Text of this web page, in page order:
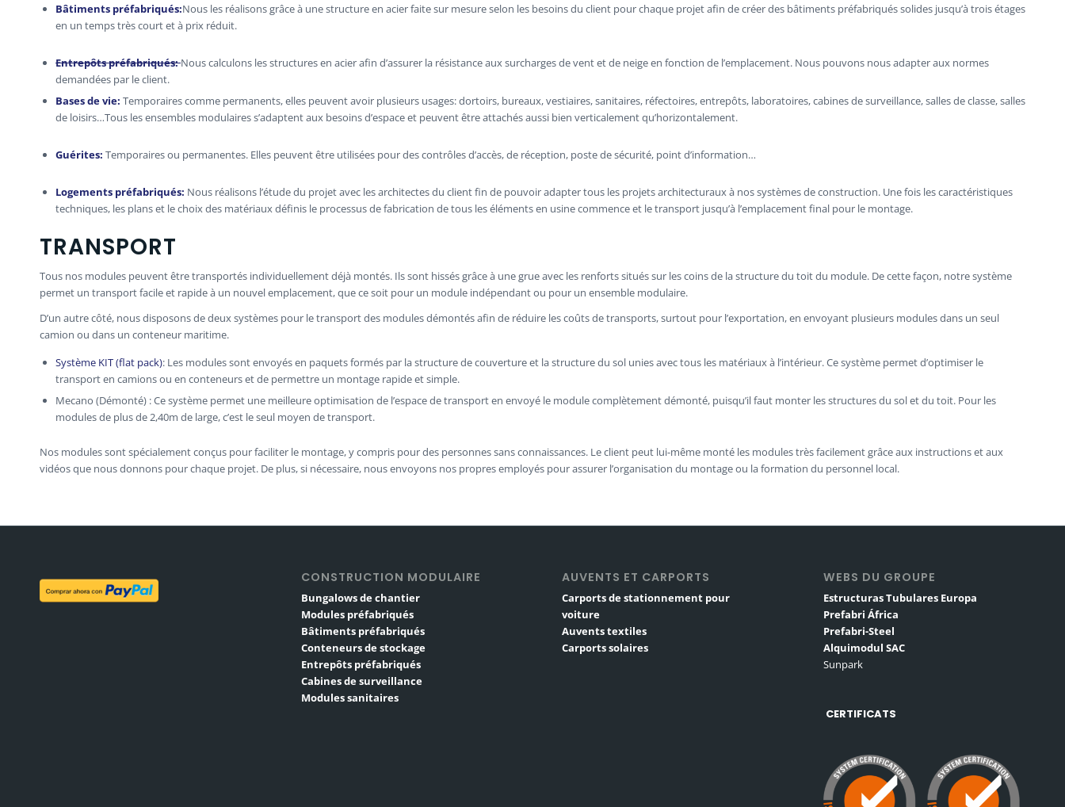
Bâtiments préfabriqués:Nous les réalisons grâce à une structure en acier faite sur mesure selon les besoins du client pour chaque projet afin de créer des bâtiments préfabriqués solides jusqu’à trois étages
en un temps très court et à prix réduit.
Entrepôts préfabriqués:Nous calculons les structures en acier afin d’assurer la résistance aux surcharges de vent et de neige en fonction de l’emplacement. Nous pouvons nous adapter aux normes
demandées par le client.
Bases de vie: Temporaires comme permanents, elles peuvent avoir plusieurs usages: dortoirs, bureaux, vestiaires, sanitaires, réfectoires, entrepôts, laboratoires, cabines de surveillance, salles de classe, salles
de loisirs…Tous les ensembles modulaires s’adaptent aux besoins d’espace et peuvent être attachés aussi bien verticalement qu’horizontalement.
Guérites: Temporaires ou permanentes. Elles peuvent être utilisées pour des contrôles d’accès, de réception, poste de sécurité, point d’information…
Logements préfabriqués: Nous réalisons l’étude du projet avec les architectes du client fin de pouvoir adapter tous les projets architecturaux à nos systèmes de construction. Une fois les caractéristiques
techniques, les plans et le choix des matériaux définis le processus de fabrication de tous les éléments en usine commence et le transport jusqu’à l’emplacement final pour le montage.
TRANSPORT
Tous nos modules peuvent être transportés individuellement déjà montés. Ils sont hissés grâce à une grue avec les renforts situés sur les coins de la structure du toit du module. De cette façon, notre système
permet un transport facile et rapide à un nouvel emplacement, que ce soit pour un module indépendant ou pour un ensemble modulaire.
D’un autre côté, nous disposons de deux systèmes pour le transport des modules démontés afin de réduire les coûts de transports, surtout pour l’exportation, en envoyant plusieurs modules dans un seul
camion ou dans un conteneur maritime.
Système KIT (flat pack): Les modules sont envoyés en paquets formés par la structure de couverture et la structure du sol unies avec tous les matériaux à l’intérieur. Ce système permet d’optimiser le
transport en camions ou en conteneurs et de permettre un montage rapide et simple.
Mecano (Démonté) : Ce système permet une meilleure optimisation de l’espace de transport en envoyé le module complètement démonté, puisqu’il faut monter les structures du sol et du toit. Pour les
modules de plus de 2,40m de large, c’est le seul moyen de transport.
Nos modules sont spécialement conçus pour faciliter le montage, y compris pour des personnes sans connaissances. Le client peut lui-même monté les modules très facilement grâce aux instructions et aux
vidéos que nous donnons pour chaque projet. De plus, si nécessaire, nous envoyons nos propres employés pour assurer l’organisation du montage ou la formation du personnel local.
CONSTRUCTION MODULAIRE
Bungalows de chantier
Modules préfabriqués
Bâtiments préfabriqués
Conteneurs de stockage
Entrepôts préfabriqués
Cabines de surveillance
Modules sanitaires
AUVENTS ET CARPORTS
Carports de stationnement pour
voiture
Auvents textiles
Carports solaires
WEBS DU GROUPE
Estructuras Tubulares Europa
Prefabri África
Prefabri-Steel
Alquimodul SAC
Sunpark
CERTIFICATS